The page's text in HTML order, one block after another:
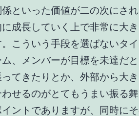
係といった価値が二の次にさ
に成長していく上で非常に大
こういう手段を選ばないタ
ム、メンバーが目標を未達だ
てきたりとか、外部から大
せるのがとてもうまい振る
イントでありますが、同時に